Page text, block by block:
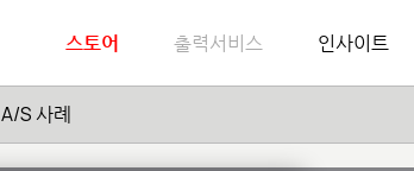
스토어 출력서비스 인사이트
A/S 사례